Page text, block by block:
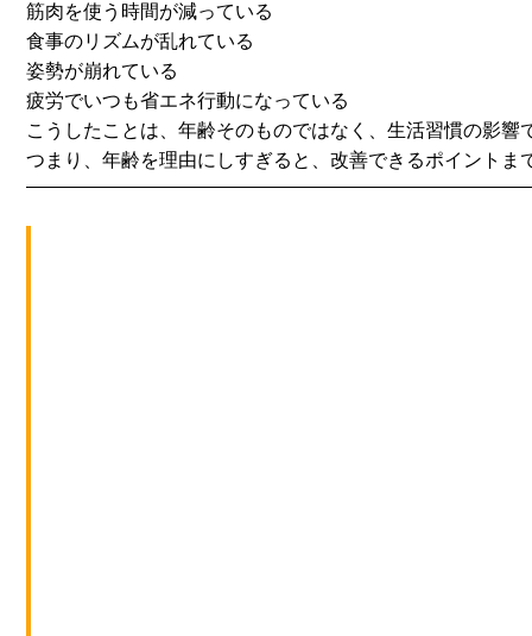
筋肉を使う時間が減っている
食事のリズムが乱れている
姿勢が崩れている
疲労でいつも省エネ行動になっている
こうしたことは、年齢そのものではなく、生活習慣の影響
つまり、年齢を理由にしすぎると、改善できるポイントま